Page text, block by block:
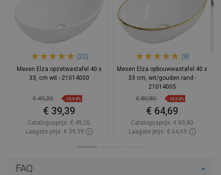
FAQ
(21)
Mexen Elza opzetwastafel 40 x
33, cm wit - 21014000
€ 49,20 -19,94%
€ 39,39
Catalogusprijs: € 49,20
Laagste prijs: € 39,39
(9)
Mexen Elza opbouwwastafel 40 x
33 cm, wit/gouden rand -
21014005
€ 80,80 -19,94%
€ 64,69
Catalogusprijs: € 80,80
Laagste prijs: € 64,69